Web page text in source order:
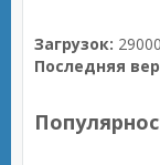
Загрузок:
Последняя